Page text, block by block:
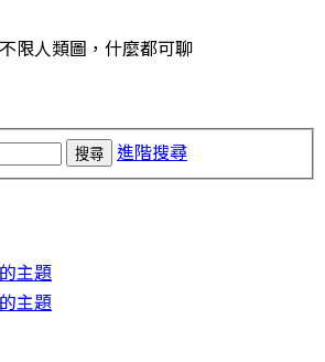
限人類圖，什麼都可聊
搜尋 進階搜尋
主題
主題